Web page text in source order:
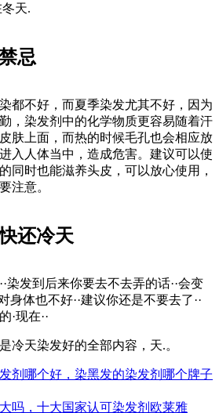
天.
忌
都不好，而夏季染发尤其不好，因为
，染发剂中的化学物质更容易随着汗
肤上面，而热的时候毛孔也会相应放
入人体当中，造成危害。建议可以使
同时也能滋养头皮，可以放心使用，
注意。
还冷天
染发到后来你要去不去弄的话··会变
身体也不好··建议你还是不要去了··
·现在··
冷天染发好的全部内容，天.。
剂哪个好，染黑发的染发剂哪个牌子
吗，十大国家认可染发剂欧莱雅